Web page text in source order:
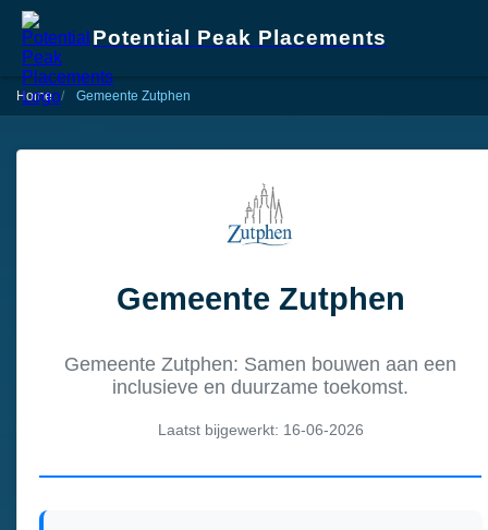
Potential Peak Placements
Home Gemeente Zutphen
Gemeente Zutphen
Gemeente Zutphen: Samen bouwen aan een
inclusieve en duurzame toekomst.
Laatst bijgewerkt: 16-06-2026